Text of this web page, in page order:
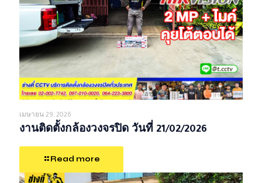
เมษายน 29, 2026
งานติดตั้งกล้องวงจรปิด วันที่ 21/02/2026
Read more